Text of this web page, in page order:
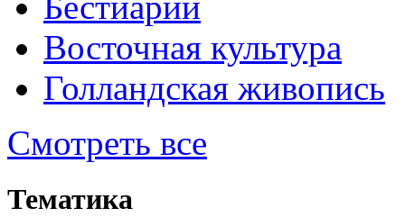
Восточная культура
Голландская живопись
Смотреть все
Тематика